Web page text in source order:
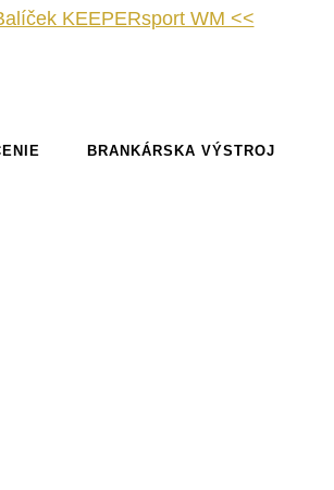
KEEPERsport WM <<
BRANKÁRSKA VÝSTROJ